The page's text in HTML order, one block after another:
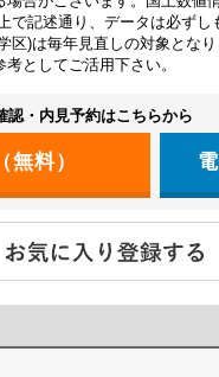
で記述通り、データは必ずし
区)は毎年見直しの対象とな
としてご活用下さい。
認・内見予約はこちらから